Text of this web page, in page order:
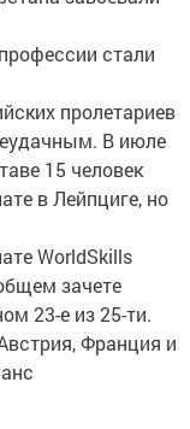
стали
пролетариев
В июле
15 человек
в Лейпциге, но
WorldSkills
зачете
23-е из 25-ти.
Франция и